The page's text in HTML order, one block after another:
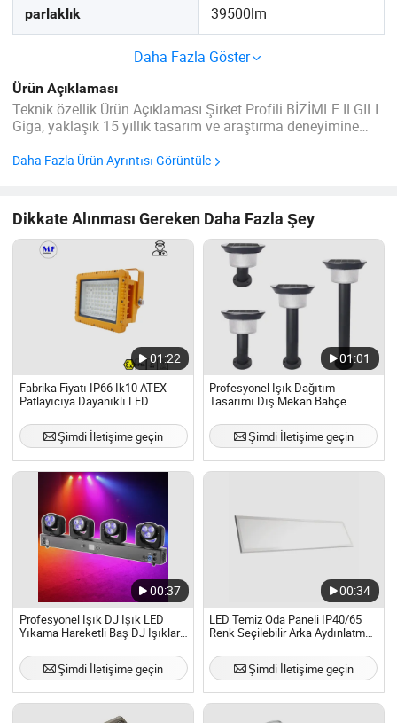
parlaklık 39500lm
Daha Fazla Göster
Ürün Açıklaması
Teknik özellik Ürün Açıklaması Şirket Profili BİZİMLE ILGILI
Giga, yaklaşık 15 yıllık tasarım ve araştırma deneyimine
uzmanlaşmış bir şirkettir. AR-Ge, üretim ve satışları entegre
Daha Fazla Ürün Ayrıntısı Görüntüle
Dikkate Alınması Gereken Daha Fazla Şey
01:22
Fabrika Fiyatı IP66 Ik10 ATEX
Patlayıcıya Dayanıklı LED
240W Patlayıcıya Dayanıklı
Aydınlatma LED Profesyonel
Avlu için
Şimdi İletişime geçin
01:01
Profesyonel Işık Dağıtım
Tasarımı Dış Mekan Bahçe
Şimdi İletişime geçin
00:37
Profesyonel Işık DJ Işık LED
Yıkama Hareketli Baş DJ Işıkları
Hareketli Baş Yıkama Işığı
Şimdi İletişime geçin
00:34
LED Temiz Oda Paneli IP40/65
Renk Seçilebilir Arka Aydınlatma
Şimdi İletişime geçin